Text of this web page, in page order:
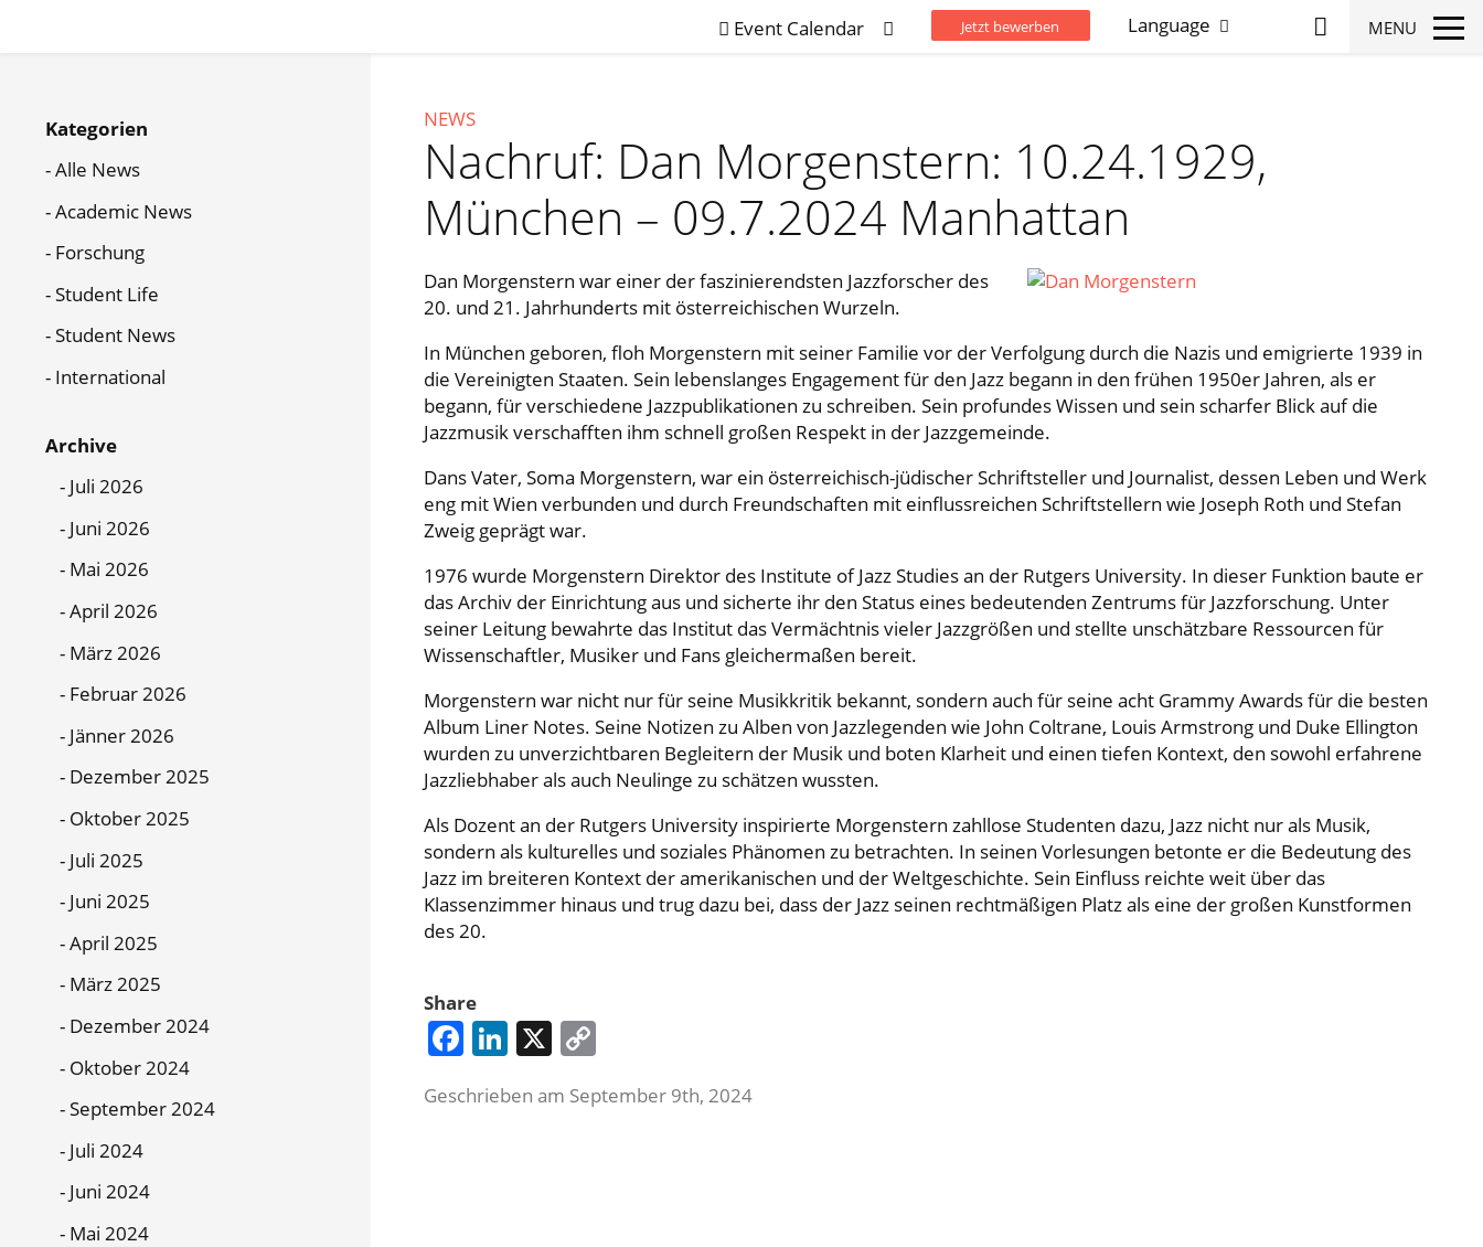
Event Calendar Jetzt bewerben Language MENU
NEWS
Nachruf: Dan Morgenstern: 10.24.1929,
München – 09.7.2024 Manhattan
Dan Morgenstern war einer der faszinierendsten Jazzforscher des
20. und 21. Jahrhunderts mit österreichischen Wurzeln.
In München geboren, floh Morgenstern mit seiner Familie vor der Verfolgung durch die Nazis und emigrierte 1939 in
die Vereinigten Staaten. Sein lebenslanges Engagement für den Jazz begann in den frühen 1950er Jahren, als er
begann, für verschiedene Jazzpublikationen zu schreiben. Sein profundes Wissen und sein scharfer Blick auf die
Jazzmusik verschafften ihm schnell großen Respekt in der Jazzgemeinde.
Dans Vater, Soma Morgenstern, war ein österreichisch-jüdischer Schriftsteller und Journalist, dessen Leben und Werk
eng mit Wien verbunden und durch Freundschaften mit einflussreichen Schriftstellern wie Joseph Roth und Stefan
Zweig geprägt war.
1976 wurde Morgenstern Direktor des Institute of Jazz Studies an der Rutgers University. In dieser Funktion baute er
das Archiv der Einrichtung aus und sicherte ihr den Status eines bedeutenden Zentrums für Jazzforschung. Unter
seiner Leitung bewahrte das Institut das Vermächtnis vieler Jazzgrößen und stellte unschätzbare Ressourcen für
Wissenschaftler, Musiker und Fans gleichermaßen bereit.
Morgenstern war nicht nur für seine Musikkritik bekannt, sondern auch für seine acht Grammy Awards für die besten
Album Liner Notes. Seine Notizen zu Alben von Jazzlegenden wie John Coltrane, Louis Armstrong und Duke Ellington
wurden zu unverzichtbaren Begleitern der Musik und boten Klarheit und einen tiefen Kontext, den sowohl erfahrene
Jazzliebhaber als auch Neulinge zu schätzen wussten.
Als Dozent an der Rutgers University inspirierte Morgenstern zahllose Studenten dazu, Jazz nicht nur als Musik,
sondern als kulturelles und soziales Phänomen zu betrachten. In seinen Vorlesungen betonte er die Bedeutung des
Jazz im breiteren Kontext der amerikanischen und der Weltgeschichte. Sein Einfluss reichte weit über das
Klassenzimmer hinaus und trug dazu bei, dass der Jazz seinen rechtmäßigen Platz als eine der großen Kunstformen
des 20.
Share
Facebook
LinkedIn
X
Geschrieben am September 9th, 2024
News
Menu
Kategorien
Alle News
Academic News
Forschung
Student Life
Student News
International
Archive
Juli 2026
Juni 2026
Mai 2026
April 2026
März 2026
Februar 2026
Jänner 2026
Dezember 2025
Oktober 2025
Juli 2025
Juni 2025
April 2025
März 2025
Dezember 2024
Oktober 2024
September 2024
Juli 2024
Juni 2024
Mai 2024